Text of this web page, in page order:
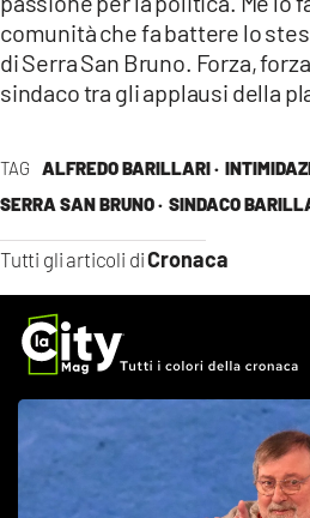
TAG ALFREDO BARILLARI ·
SERRA SAN BRUNO · SINDACO
Tutti gli articoli diCronaca
comunità che fa battere lo
di Serra San Bruno. Forza,
sindaco tra gli applausi della